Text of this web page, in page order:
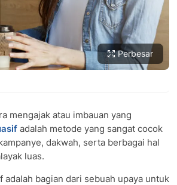
Perbesar
mengajak atau imbauan yang
adalah metode yang sangat cocok
dakwah, serta berbagai hal
luas.
bagian dari sebuah upaya untuk